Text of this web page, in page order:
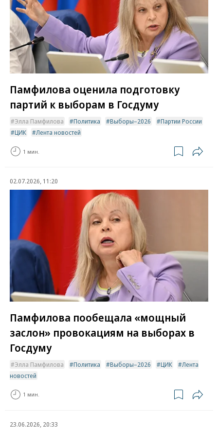
Памфилова оценила подготовку
партий к выборам в Госдуму
Элла Памфилова Политика Выборы–2026
Партии России
ЦИК
Лента новостей
1 мин.
02.07.2026, 11:20
Памфилова пообещала «мощный
заслон» провокациям на выборах в
Госдуму
Элла Памфилова Политика Выборы–2026 ЦИК
Лента
новостей
1 мин.
23.06.2026, 20:33